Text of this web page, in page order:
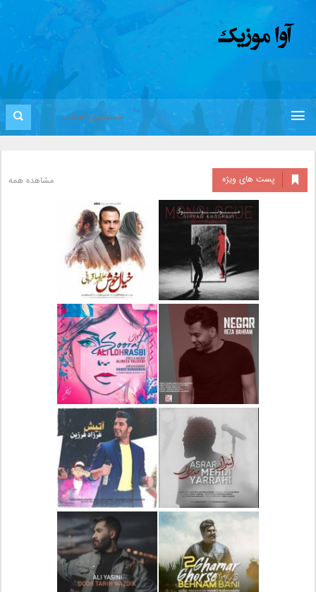
پست های ویژه مشاهده همه
دانلود آلبوم جدید سیروان
خسروی بنام مونولوگ
دانلود آهنگ جدید علیرضا
قربانی بنام خیال خوش
دانلود آهنگ جدید رضا
بهرام بنام نگار
دانلود آهنگ جدید علی
لهراسبی بنام صورت
دانلود آهنگ جدید مهدی
یراحی بنام اسرار
دانلود آهنگ جدید فرزاد
فرزین بنام آتیش